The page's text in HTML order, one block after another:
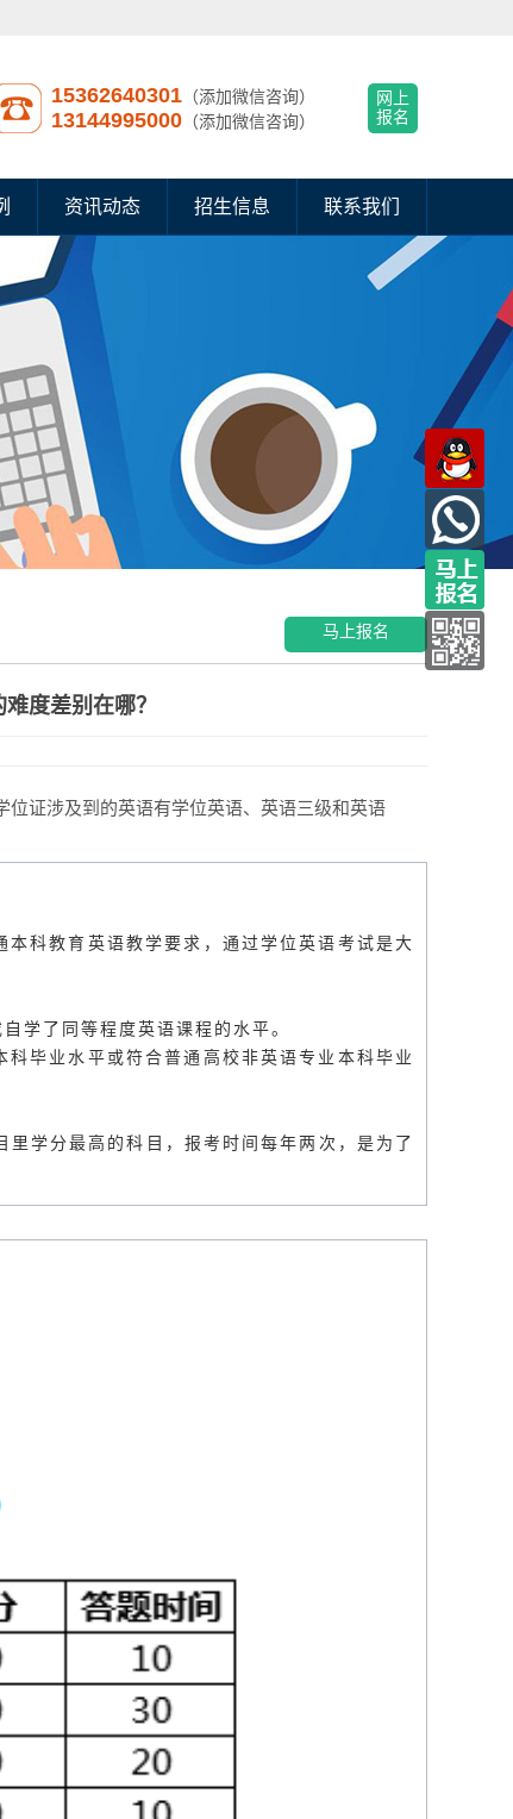
15362640301 （添加微信咨询）
13144995000 （添加微信咨询）
网上
报名
资讯动态 招生信息 联系我们
马上报名
度差别在哪？
位证涉及到的英语有学位英语、英语三级和英语
科教育英语教学要求，通过学位英语考试是大
学了同等程度英语课程的水平。
毕业水平或符合普通高校非英语专业本科毕业
学分最高的科目，报考时间每年两次，是为了